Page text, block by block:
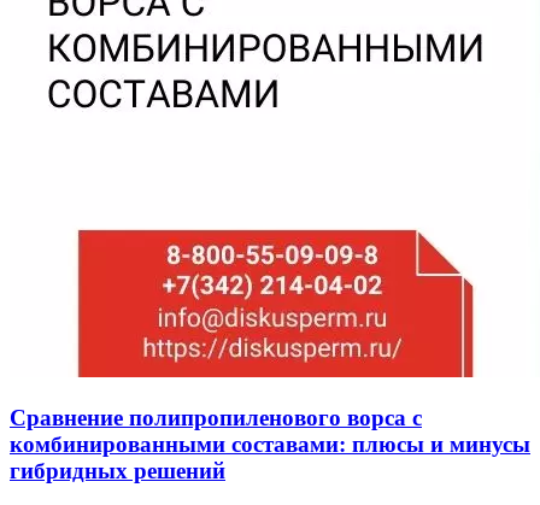
Сравнение полипропиленового ворса с
комбинированными составами: плюсы и минусы
гибридных решений